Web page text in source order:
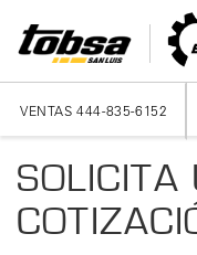
VENTAS 444-835-6152
SOLICITA